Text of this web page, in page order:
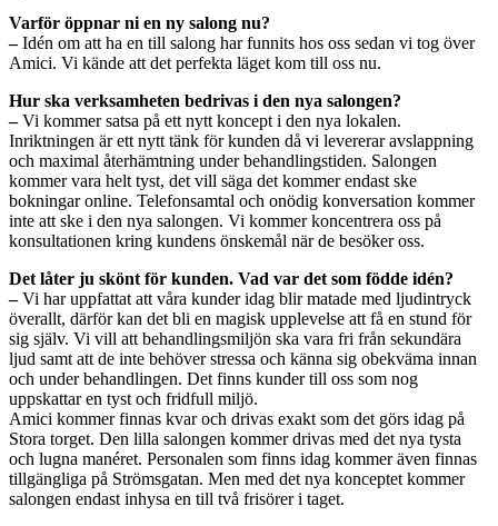
Varför öppnar ni en ny salong nu?
–Idén om att ha en till salong har funnits hos oss sedan vi tog över
Amici. Vi kände att det perfekta läget kom till oss nu.
Hur ska verksamheten bedrivas i den nya salongen?
–Vi kommer satsa på ett nytt koncept i den nya lokalen.
Inriktningen är ett nytt tänk för kunden då vi levererar avslappning
och maximal återhämtning under behandlingstiden. Salongen
kommer vara helt tyst, det vill säga det kommer endast ske
bokningar online. Telefonsamtal och onödig konversation kommer
inte att ske i den nya salongen. Vi kommer koncentrera oss på
konsultationen kring kundens önskemål när de besöker oss.
Det låter ju skönt för kunden. Vad var det som födde idén?
–Vi har uppfattat att våra kunder idag blir matade med ljudintryck
överallt, därför kan det bli en magisk upplevelse att få en stund för
sig själv. Vi vill att behandlingsmiljön ska vara fri från sekundära
ljud samt att de inte behöver stressa och känna sig obekväma innan
och under behandlingen. Det finns kunder till oss som nog
uppskattar en tyst och fridfull miljö.
Amici kommer finnas kvar och drivas exakt som det görs idag på
Stora torget. Den lilla salongen kommer drivas med det nya tysta
och lugna manéret. Personalen som finns idag kommer även finnas
tillgängliga på Strömsgatan. Men med det nya konceptet kommer
salongen endast inhysa en till två frisörer i taget.